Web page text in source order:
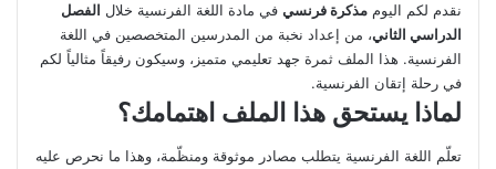
نقدم لكم اليوم مذكرة فرنسي في مادة اللغة الفرنسية خلال الفصل
الدراسي الثاني، من إعداد نخبة من المدرسين المتخصصين في اللغة
الفرنسية. هذا الملف ثمرة جهد تعليمي متميز، وسيكون رفيقاً مثالياً لكم
في رحلة إتقان الفرنسية.
لماذا يستحق هذا الملف اهتمامك؟
تعلّم اللغة الفرنسية يتطلب مصادر موثوقة ومنظّمة، وهذا ما نحرص عليه